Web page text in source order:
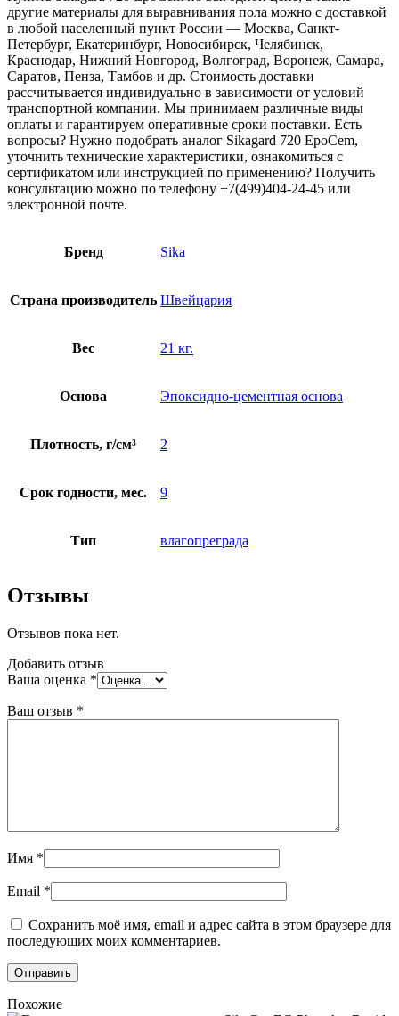
другие материалы для выравнивания пола можно с доставкой
в любой населенный пункт России — Москва, Санкт-
Петербург, Екатеринбург, Новосибирск, Челябинск,
Краснодар, Нижний Новгород, Волгоград, Воронеж, Самара,
Саратов, Пенза, Тамбов и др. Стоимость доставки
рассчитывается индивидуально в зависимости от условий
транспортной компании. Мы принимаем различные виды
оплаты и гарантируем оперативные сроки поставки. Есть
вопросы? Нужно подобрать аналог Sikagard 720 EpoCem,
уточнить технические характеристики, ознакомиться с
сертификатом или инструкцией по применению? Получить
консультацию можно по телефону +7(499)404-24-45 или
электронной почте.
Бренд Sika
Страна производитель Швейцария
Вес 21 кг.
Основа Эпоксидно-цементная основа
Плотность, г/см³ 2
Срок годности, мес. 9
Тип влагопреграда
Отзывы
Отзывов пока нет.
Добавить отзыв
Ваша оценка *
Ваш отзыв *
Имя *
Email *
Сохранить моё имя, email и адрес сайта в этом браузере для
последующих моих комментариев.
Похожие